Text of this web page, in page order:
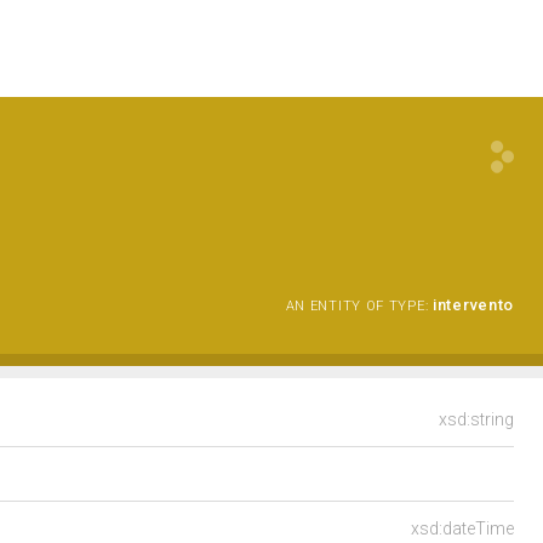
AN ENTITY OF TYPE: intervento
xsd:string
xsd:dateTime